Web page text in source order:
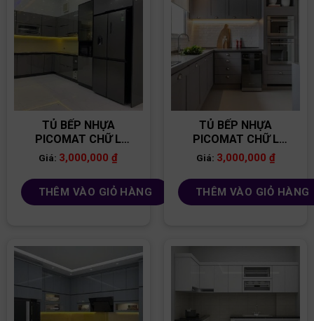
TỦ BẾP NHỰA
PICOMAT CHỮ L
TB102
Giá: 3,000,000₫
THÊM VÀO GIỎ HÀNG
TỦ BẾP NHỰA
PICOMAT CHỮ L
TB78
Giá: 3,000,000 ₫
THÊM VÀO GIỎ HÀNG